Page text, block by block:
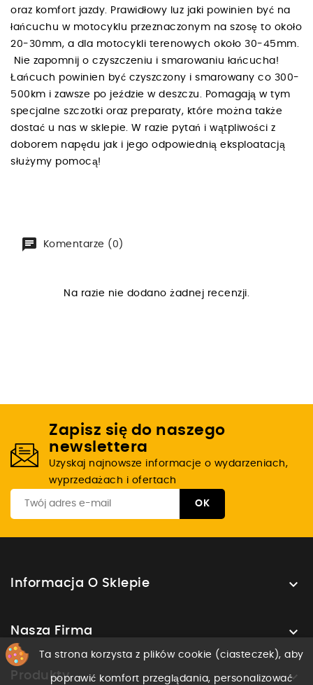
oraz komfort jazdy. Prawidłowy luz jaki powinien być na
łańcuchu w motocyklu przeznaczonym na szosę to około
20-30mm, a dla motocykli terenowych około 30-45mm.
Nie zapomnij o czyszczeniu i smarowaniu łańcucha!
Łańcuch powinien być czyszczony i smarowany co 300-
500km i zawsze po jeździe w deszczu. Pomagają w tym
specjalne szczotki oraz preparaty, które można także
dostać u nas w sklepie. W razie pytań i wątpliwości z
doborem napędu jak i jego odpowiednią eksploatacją
służymy pomocą!
Komentarze (0)
Na razie nie dodano żadnej recenzji.
Zapisz się do naszego
newslettera
Uzyskaj najnowsze informacje o wydarzeniach,
wyprzedażach i ofertach
Informacja O Sklepie 
Nasza Firma 
Produkty 
Ta strona korzysta z plików cookie (ciasteczek), aby
poprawić komfort przeglądania, personalizować